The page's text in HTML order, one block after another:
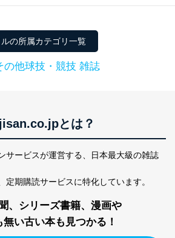
マネジメントシステムを継続的に改
状態を維持します。
け窓口
対応させていただきます。
ガジンサービス 個人情報問い合わせ
日
1日
ガジンサービス
の所属カテゴリ一覧
の他球技・競技 雑誌
とは？
サービスが運営する、
日本最大級の雑誌
定期購読サービスに特化しています。
、シリーズ書籍、漫画や
い古い本も見つかる！